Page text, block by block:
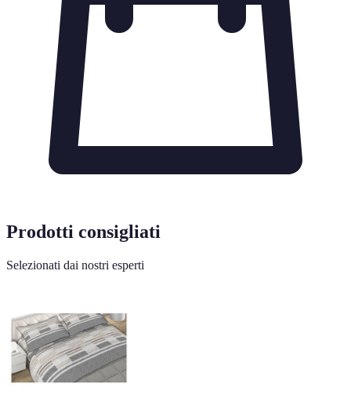
Prodotti consigliati
Selezionati dai nostri esperti